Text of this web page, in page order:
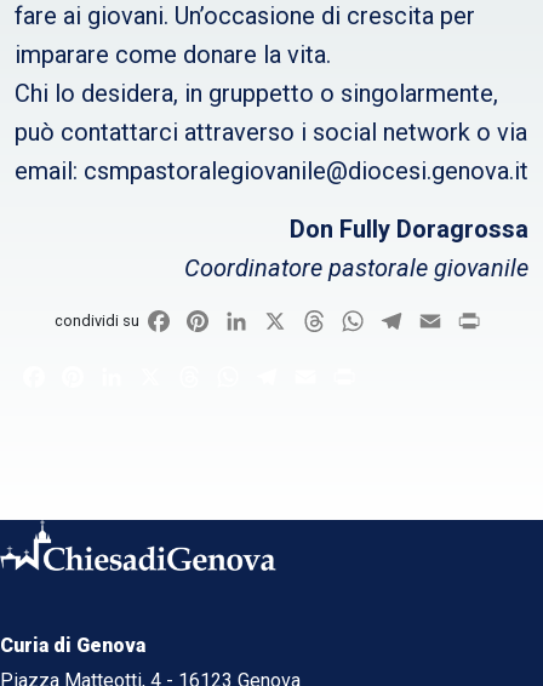
fare ai giovani. Un’occasione di crescita per
imparare come donare la vita.
Chi lo desidera, in gruppetto o singolarmente,
può contattarci attraverso i social network o via
email: csmpastoralegiovanile@diocesi.genova.it
Don Fully Doragrossa
Coordinatore pastorale giovanile
condividi su FacebookPinterestLinkedIn ThreadsWhatsApp
Telegram
Email
Curia di Genova
Piazza Matteotti, 4 - 16123 Genova